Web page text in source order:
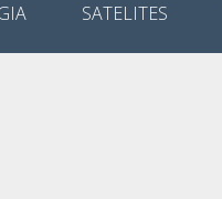
SATELITES